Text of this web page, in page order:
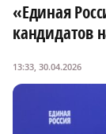
«Единая
кандидатов
13:33, 30.04.2026